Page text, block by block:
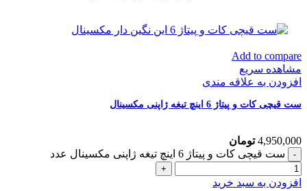
Add to compare
مشاهده سریع
افزودن به علاقه مندی
ست قیچی کات و پیتاژ 6 اینچ تیغه ژاپنی مکسینال
4,950,000 تومان
ست قیچی کات و پیتاژ 6 اینچ تیغه ژاپنی مکسینال عدد
افزودن به سبد خرید